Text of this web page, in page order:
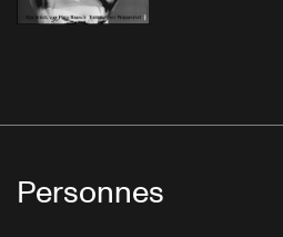
Personnes